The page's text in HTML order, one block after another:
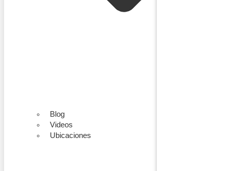
Blog
Videos
Ubicaciones